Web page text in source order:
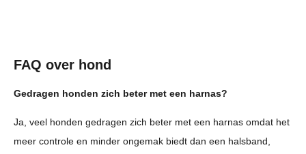
FAQ over hond
Gedragen honden zich beter met een harnas?
Ja, veel honden gedragen zich beter met een harnas omdat het
meer controle en minder ongemak biedt dan een halsband,